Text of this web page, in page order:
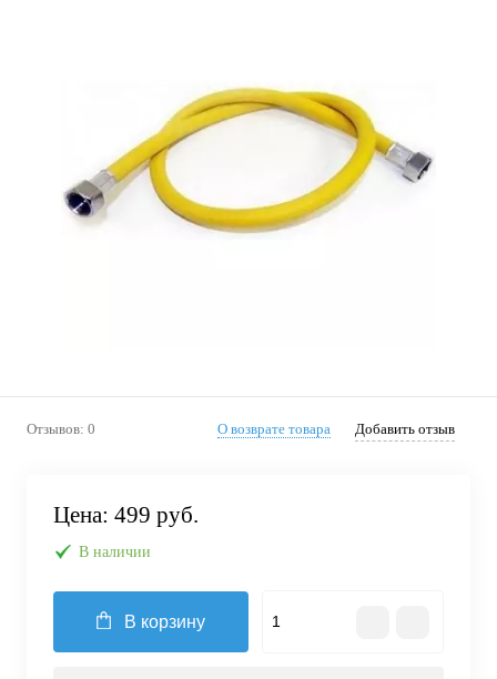
Отзывов: 0 О возврате товара Добавить отзыв
Цена: 499 руб.
В наличии
В корзину